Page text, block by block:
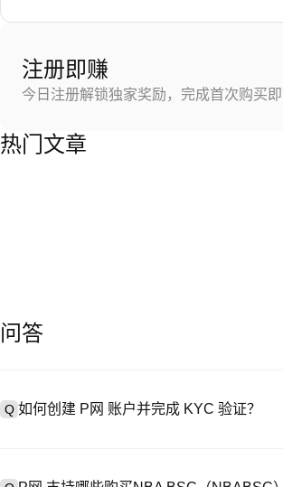
注册即赚
今日注册解锁独家奖励，完成首次购买
热门文章
问答
Q 如何创建 P网 账户并完成 KYC 验证？